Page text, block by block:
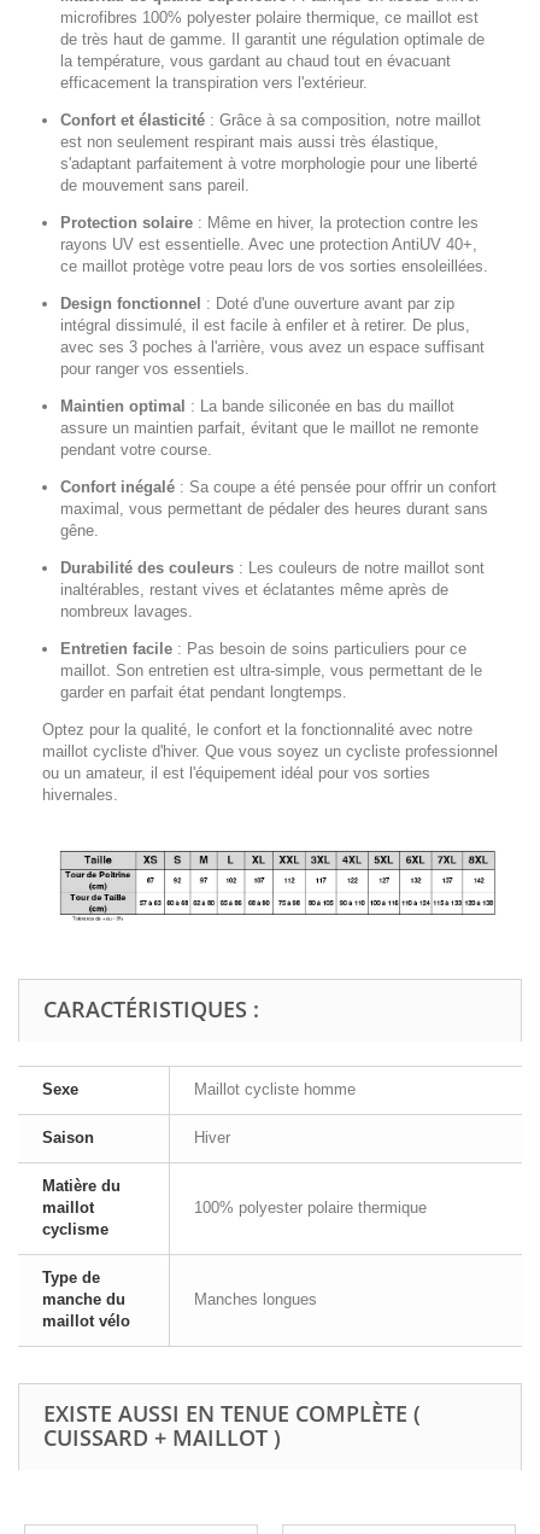
microfibres 100% polyester polaire thermique, ce maillot est
de très haut de gamme. Il garantit une régulation optimale de
la température, vous gardant au chaud tout en évacuant
efficacement la transpiration vers l'extérieur.
Confort et élasticité : Grâce à sa composition, notre maillot
est non seulement respirant mais aussi très élastique,
s'adaptant parfaitement à votre morphologie pour une liberté
de mouvement sans pareil.
Protection solaire : Même en hiver, la protection contre les
rayons UV est essentielle. Avec une protection AntiUV 40+,
ce maillot protège votre peau lors de vos sorties ensoleillées.
Design fonctionnel : Doté d'une ouverture avant par zip
intégral dissimulé, il est facile à enfiler et à retirer. De plus,
avec ses 3 poches à l'arrière, vous avez un espace suffisant
pour ranger vos essentiels.
Maintien optimal : La bande siliconée en bas du maillot
assure un maintien parfait, évitant que le maillot ne remonte
pendant votre course.
Confort inégalé : Sa coupe a été pensée pour offrir un confort
maximal, vous permettant de pédaler des heures durant sans
gêne.
Durabilité des couleurs : Les couleurs de notre maillot sont
inaltérables, restant vives et éclatantes même après de
nombreux lavages.
Entretien facile : Pas besoin de soins particuliers pour ce
maillot. Son entretien est ultra-simple, vous permettant de le
garder en parfait état pendant longtemps.
Optez pour la qualité, le confort et la fonctionnalité avec notre
maillot cycliste d'hiver. Que vous soyez un cycliste professionnel
ou un amateur, il est l'équipement idéal pour vos sorties
hivernales.
CARACTÉRISTIQUES :
Sexe Maillot cycliste homme
Saison Hiver
Matière du
maillot
cyclisme
100% polyester polaire thermique
Type de
manche du
maillot vélo
Manches longues
EXISTE AUSSI EN TENUE COMPLÈTE (
CUISSARD + MAILLOT )